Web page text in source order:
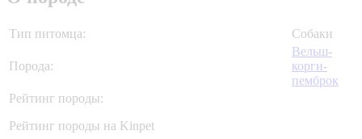
Тип питомца: Собаки
Порода:
Вельш-
корги-
пемброк
Рейтинг породы:
Рейтинг породы на Kinpet